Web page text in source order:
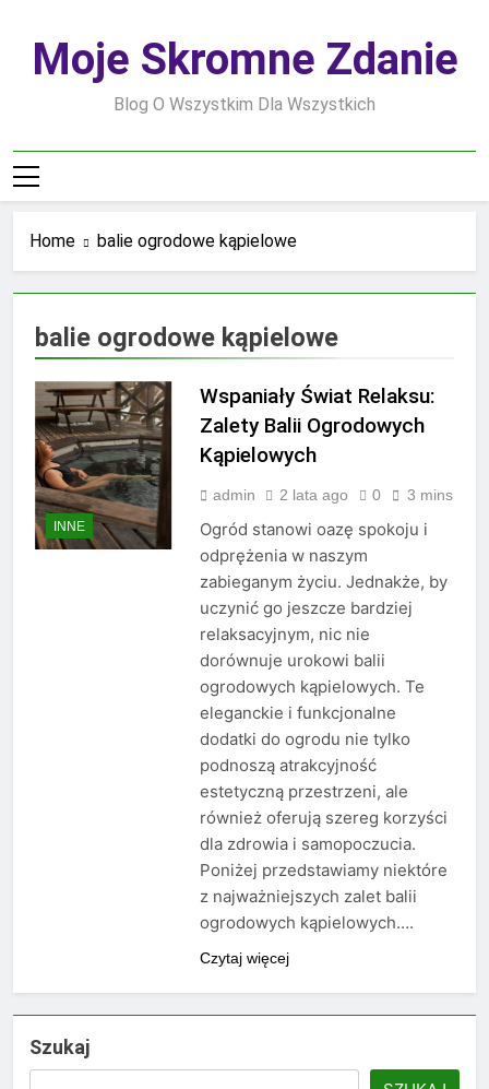
contentMoje Skromne Zdanie
Blog O Wszystkim Dla Wszystkich
Home balie ogrodowe kąpielowe
balie ogrodowe kąpielowe
INNE
Wspaniały Świat Relaksu:
Zalety Balii Ogrodowych
Kąpielowych
admin 2 lata ago 0 3 mins
Ogród stanowi oazę spokoju i
odprężenia w naszym
zabieganym życiu. Jednakże, by
uczynić go jeszcze bardziej
relaksacyjnym, nic nie
dorównuje urokowi balii
ogrodowych kąpielowych. Te
eleganckie i funkcjonalne
dodatki do ogrodu nie tylko
podnoszą atrakcyjność
estetyczną przestrzeni, ale
również oferują szereg korzyści
dla zdrowia i samopoczucia.
Poniżej przedstawiamy niektóre
z najważniejszych zalet balii
ogrodowych kąpielowych….
Czytaj więcej
Szukaj